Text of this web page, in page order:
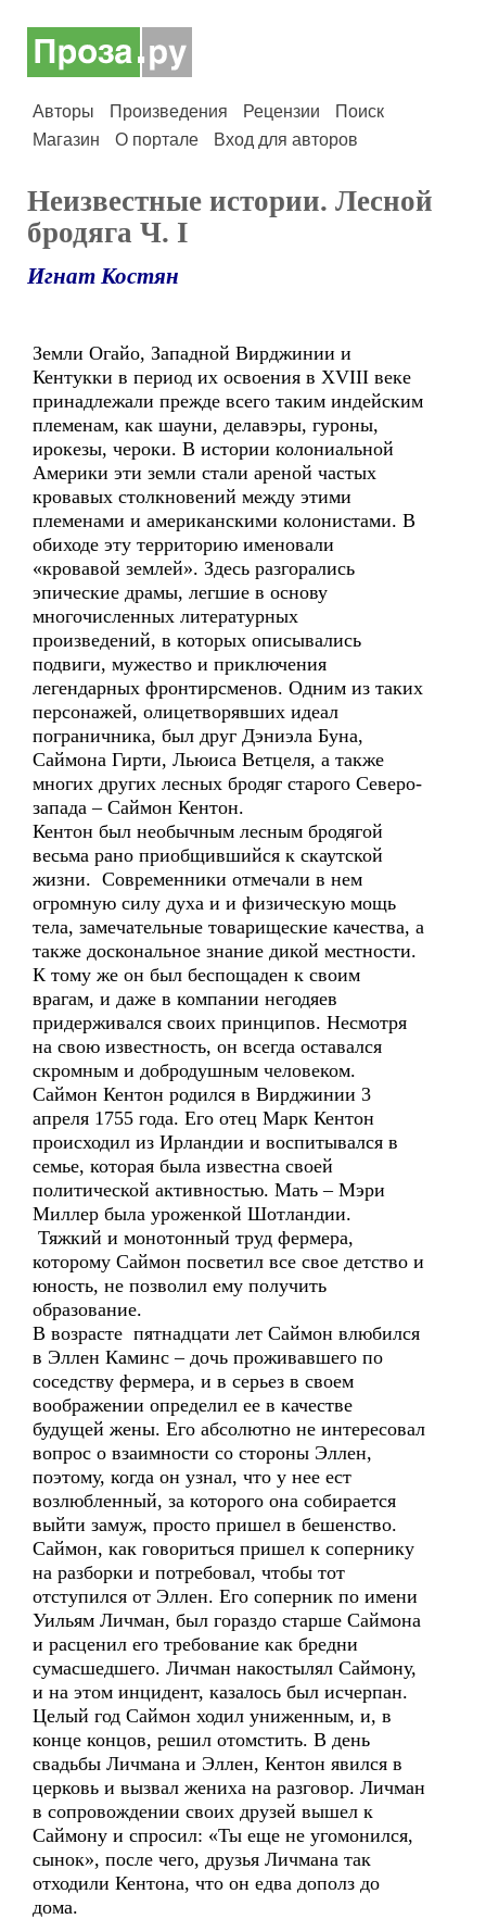
Авторы Произведения Рецензии
Поиск
Магазин
О портале Вход для авторов
Неизвестные истории. Лесной
бродяга Ч. I
Игнат Костян
Земли Огайо, Западной Вирджинии и
Кентукки в период их освоения в ХVIII веке
принадлежали прежде всего таким индейским
племенам, как шауни, делавэры, гуроны,
ирокезы, чероки. В истории колониальной
Америки эти земли стали ареной частых
кровавых столкновений между этими
племенами и американскими колонистами. В
обиходе эту территорию именовали
«кровавой землей». Здесь разгорались
эпические драмы, легшие в основу
многочисленных литературных
произведений, в которых описывались
подвиги, мужество и приключения
легендарных фронтирсменов. Одним из таких
персонажей, олицетворявших идеал
пограничника, был друг Дэниэла Буна,
Саймона Гирти, Льюиса Ветцеля, а также
многих других лесных бродяг старого Северо-
запада – Саймон Кентон.
Кентон был необычным лесным бродягой
весьма рано приобщившийся к скаутской
жизни. Современники отмечали в нем
огромную силу духа и и физическую мощь
тела, замечательные товарищеские качества, а
также доскональное знание дикой местности.
К тому же он был беспощаден к своим
врагам, и даже в компании негодяев
придерживался своих принципов. Несмотря
на свою известность, он всегда оставался
скромным и добродушным человеком.
Саймон Кентон родился в Вирджинии 3
апреля 1755 года. Его отец Марк Кентон
происходил из Ирландии и воспитывался в
семье, которая была известна своей
политической активностью. Мать – Мэри
Миллер была уроженкой Шотландии.
Тяжкий и монотонный труд фермера,
которому Саймон посветил все свое детство и
юность, не позволил ему получить
образование.
В возрасте пятнадцати лет Саймон влюбился
в Эллен Каминс – дочь проживавшего по
соседству фермера, и в серьез в своем
воображении определил ее в качестве
будущей жены. Его абсолютно не интересовал
вопрос о взаимности со стороны Эллен,
поэтому, когда он узнал, что у нее ест
возлюбленный, за которого она собирается
выйти замуж, просто пришел в бешенство.
Саймон, как говориться пришел к сопернику
на разборки и потребовал, чтобы тот
отступился от Эллен. Его соперник по имени
Уильям Личман, был гораздо старше Саймона
и расценил его требование как бредни
сумасшедшего. Личман накостылял Саймону,
и на этом инцидент, казалось был исчерпан.
Целый год Саймон ходил униженным, и, в
конце концов, решил отомстить. В день
свадьбы Личмана и Эллен, Кентон явился в
церковь и вызвал жениха на разговор. Личман
в сопровождении своих друзей вышел к
Саймону и спросил: «Ты еще не угомонился,
сынок», после чего, друзья Личмана так
отходили Кентона, что он едва дополз до
дома.